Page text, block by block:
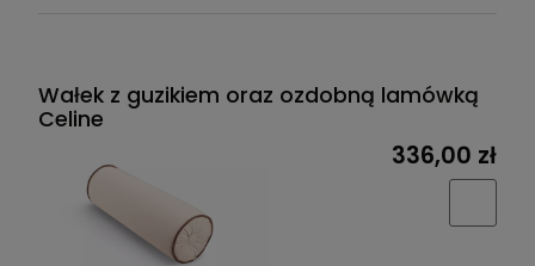
Wałek z guzikiem oraz ozdobną lamówką
Celine
336,00 zł